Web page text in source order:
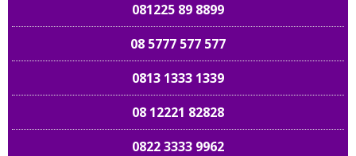
081225 89 8899
08 5777 577 577
0813 1333 1339
08 12221 82828
0822 3333 9962